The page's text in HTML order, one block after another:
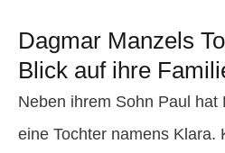
Dagmar Manzels
Blick auf ihre
Neben ihrem Sohn Paul hat
eine Tochter namens Klara.